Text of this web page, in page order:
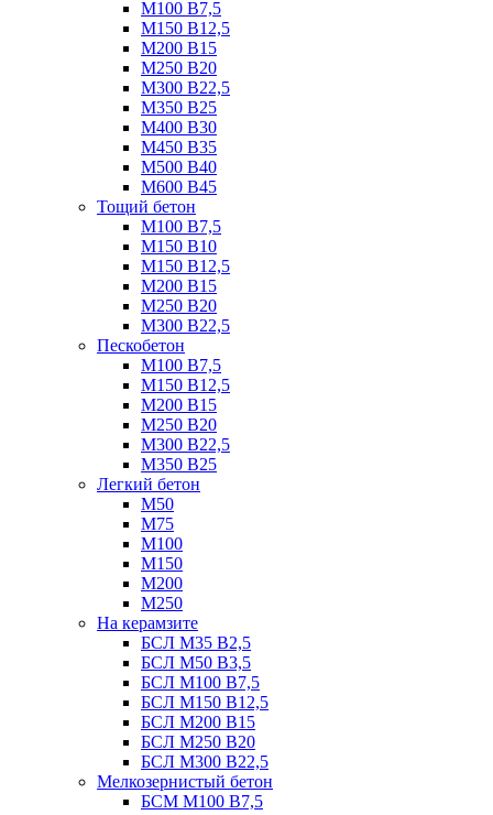
М100 B7,5
М150 B12,5
М200 B15
М250 B20
М300 B22,5
М350 B25
М400 B30
М450 B35
М500 B40
М600 B45
Тощий бетон
М100 В7,5
М150 В10
М150 В12,5
М200 В15
М250 В20
М300 В22,5
Пескобетон
М100 В7,5
М150 В12,5
М200 В15
М250 В20
М300 В22,5
М350 В25
Легкий бетон
М50
М75
М100
М150
М200
М250
На керамзите
БСЛ М35 B2,5
БСЛ М50 В3,5
БСЛ М100 В7,5
БСЛ М150 В12,5
БСЛ М200 В15
БСЛ М250 В20
БСЛ М300 В22,5
Мелкозернистый бетон
БСМ М100 B7,5